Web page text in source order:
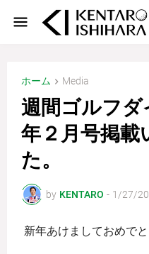
ホーム Media
週間ゴルフ
年２月号掲載
た。
by KENTARO - 1/27/
新年あけましておめで